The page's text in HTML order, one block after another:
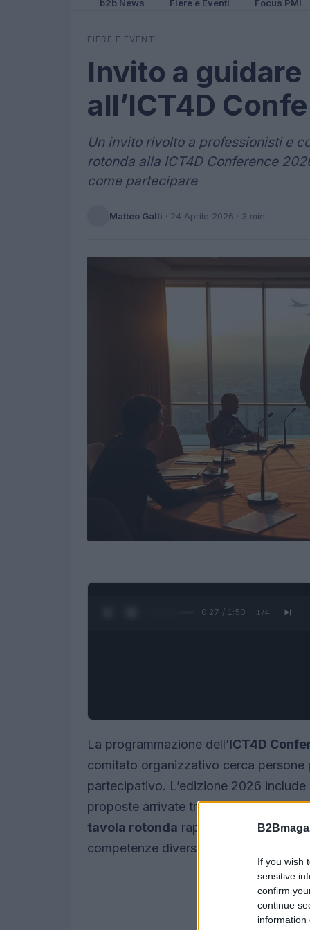
If you wish
sensitive
confirm
continue
information
b2b News Fiere e Eventi Focus PMI
FIERE E EVENTI
Invito a
all’ICT4D
Un invito rivolto a professionisti e
rotonda alla ICT4D Conference
come partecipare
Matteo Galli · 24 Aprile 2026 · 3 min
0:28 / 1:50 1 /4
La programmazione dell’ICT4D
comitato organizzativo cerca
partecipativo. L’edizione 2026 include
proposte arrivate tramite il processo
tavola rotonda rappresenta un
competenze diverse, stimolare il